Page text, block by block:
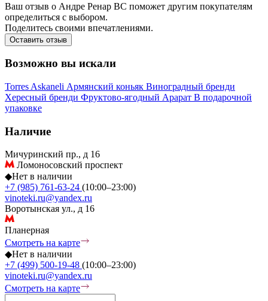
Ваш отзыв о Андре Ренар ВС поможет другим покупателям
определиться с выбором.
Поделитесь своими впечатлениями.
Оставить отзыв
Возможно вы искали
Torres Askaneli Армянский коньяк Виноградный бренди
Хересный бренди Фруктово-ягодный Арарат В подарочной
упаковке
Наличие
Мичуринский пр., д 16
Ломоносовский проспект
◆Нет в наличии
+7 (985) 761-63-24 (10:00–23:00)
vinoteki.ru@yandex.ru
Воротынская ул., д 16
Планерная
Смотреть на карте
◆Нет в наличии
+7 (499) 500-19-48 (10:00–23:00)
vinoteki.ru@yandex.ru
Смотреть на карте